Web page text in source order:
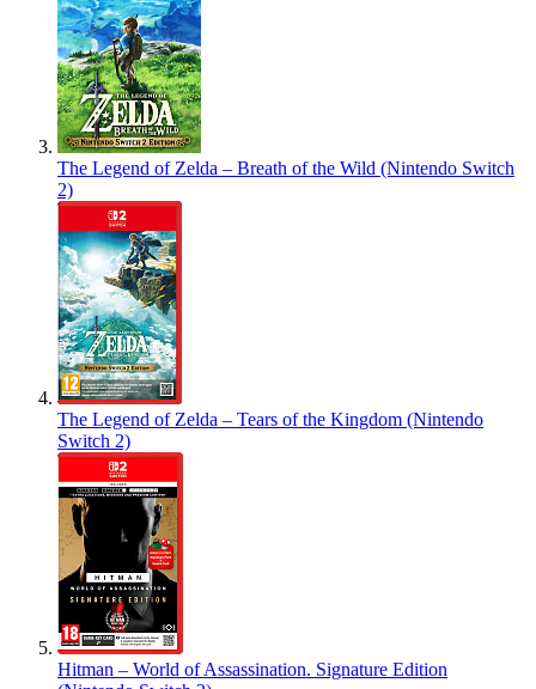
The Legend of Zelda – Breath of the Wild (Nintendo Switch
2)
The Legend of Zelda – Tears of the Kingdom (Nintendo
Switch 2)
Hitman – World of Assassination. Signature Edition